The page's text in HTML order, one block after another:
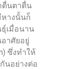
ตื่นตาตื่น
หางนั้นก็
ธุ์เมื่อนาน
าศัยอยู่
ซึ่งทำให้
นอย่างต่อ